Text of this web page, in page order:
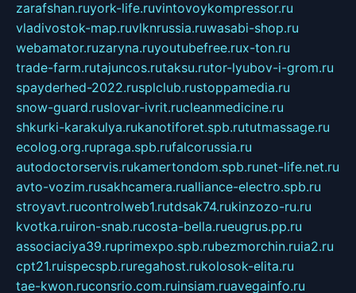
zarafshan.ruyork-life.ruvintovoykompressor.ru
vladivostok-map.ruvlknrussia.ruwasabi-shop.ru
webamator.ruzaryna.ruyoutubefree.rux-ton.ru
trade-farm.rutajuncos.rutaksu.rutor-lyubov-i-grom.ru
spayderhed-2022.rusplclub.rustoppamedia.ru
snow-guard.ruslovar-ivrit.rucleanmedicine.ru
shkurki-karakulya.rukanotiforet.spb.rututmassage.ru
ecolog.org.rupraga.spb.rufalcorussia.ru
autodoctorservis.rukamertondom.spb.runet-life.net.ru
avto-vozim.rusakhcamera.rualliance-electro.spb.ru
stroyavt.rucontrolweb1.rutdsak74.rukinzozo-ru.ru
kvotka.ruiron-snab.rucosta-bella.rueugrus.pp.ru
associaciya39.ruprimexpo.spb.rubezmorchin.ruia2.ru
cpt21.ruispecspb.ruregahost.rukolosok-elita.ru
tae-kwon.ruconsrio.com.ruinsiam.ruavegainfo.ru